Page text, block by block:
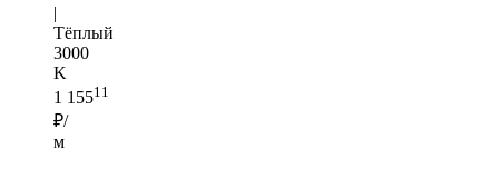
|
Тёплый
3000
K
1 15511
₽/
м